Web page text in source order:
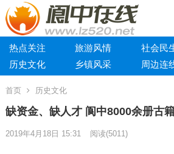
热点关注 旅游风情 社会民
历史文化
乡镇风采 周边连
首页 历史文化
缺资金、缺人才 阆中8000余册古
2019年4月18日 15:31 阅读(5011)